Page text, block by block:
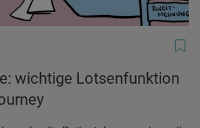
wichtige Lotsenfunktion